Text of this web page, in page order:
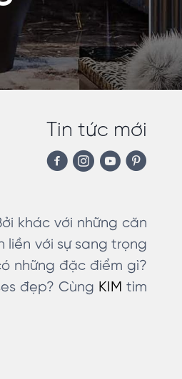
Tin tức mới
khác với những căn
liền với sự sang trọng
những đặc điểm gì?
đẹp? Cùng KIM tìm